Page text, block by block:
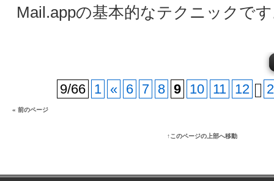
Mail.appの基本的なテクニックで
9/66 1 « 6 7 8 9 10 11 12
« 前のページ
↑このページの上部へ移動